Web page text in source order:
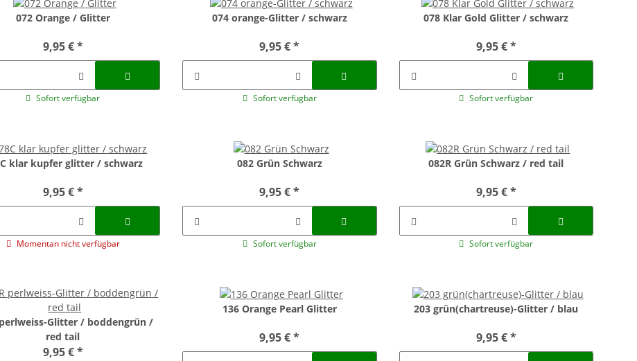
072 Orange / Glitter
9,95 €*
Sofort verfügbar
074 orange-Glitter / schwarz
9,95 €*
Sofort verfügbar
078 Klar Gold Glitter / schwarz
9,95 €*
Sofort verfügbar
klar kupfer glitter / schwarz
9,95 €*
Momentan nicht verfügbar
082 Grün Schwarz
9,95 €*
Sofort verfügbar
082R Grün Schwarz / red tail
9,95 €*
Sofort verfügbar
Glitter / boddengrün /
red tail
9,95 €*
136 Orange Pearl Glitter
9,95 €*
203 grün(chartreuse)-Glitter / blau
9,95 €*